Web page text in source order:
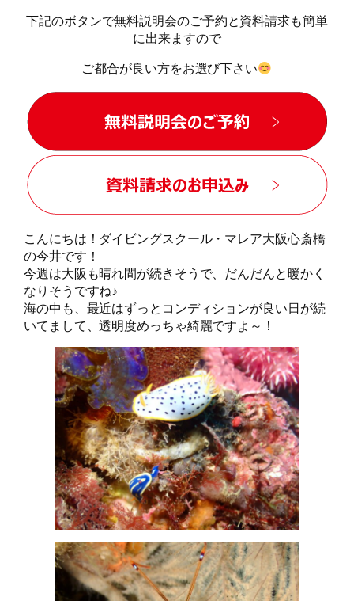
下記のボタンで無料説明会のご予約と資料請求も簡単
に出来ますので
ご都合が良い方をお選び下さい
こんにちは！ダイビングスクール・マレア大阪心斎橋
の今井です！
今週は大阪も晴れ間が続きそうで、だんだんと暖かく
なりそうですね♪
海の中も、最近はずっとコンディションが良い日が続
いてまして、透明度めっちゃ綺麗ですよ～！